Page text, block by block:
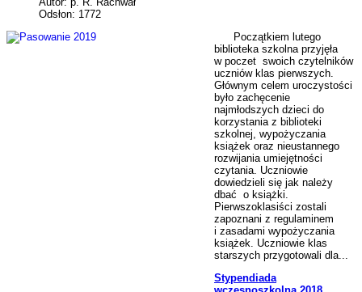
Odsłon: 1772
Początkiem lutego
biblioteka szkolna przyjęła
w poczet swoich czytelników
uczniów klas pierwszych.
Głównym celem uroczystości
było zachęcenie
najmłodszych dzieci do
korzystania z biblioteki
szkolnej, wypożyczania
książek oraz nieustannego
rozwijania umiejętności
czytania. Uczniowie
dowiedzieli się jak należy
dbać o książki.
Pierwszoklasiści zostali
zapoznani z regulaminem
i zasadami wypożyczania
książek. Uczniowie klas
starszych przygotowali dla...
Stypendiada